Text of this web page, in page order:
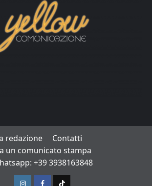
redazione
Contatti
un comunicato stampa
+39 3938163848